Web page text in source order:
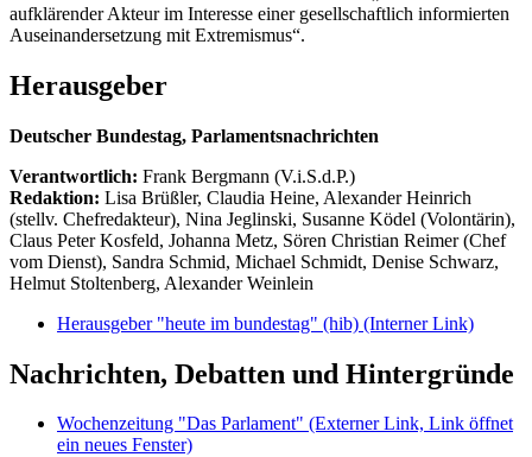
aufklärender Akteur im Interesse einer gesellschaftlich informierten
Auseinandersetzung mit Extremismus“.
Herausgeber
Deutscher Bundestag, Parlamentsnachrichten
Verantwortlich: Frank Bergmann (V.i.S.d.P.)
Redaktion: Lisa Brüßler, Claudia Heine, Alexander Heinrich
(stellv. Chefredakteur), Nina Jeglinski, Susanne Ködel (Volontärin),
Claus Peter Kosfeld, Johanna Metz, Sören Christian Reimer (Chef
vom Dienst), Sandra Schmid, Michael Schmidt, Denise Schwarz,
Helmut Stoltenberg, Alexander Weinlein
Herausgeber "heute im bundestag" (hib) (Interner Link)
Nachrichten, Debatten und Hintergründe
Wochenzeitung "Das Parlament" (Externer Link, Link öffnet
ein neues Fenster)